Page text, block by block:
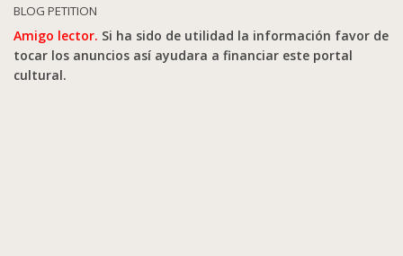
BLOG PETITION
Amigo lector. Si ha sido de utilidad la información favor de
tocar los anuncios así ayudara a financiar este portal
cultural.